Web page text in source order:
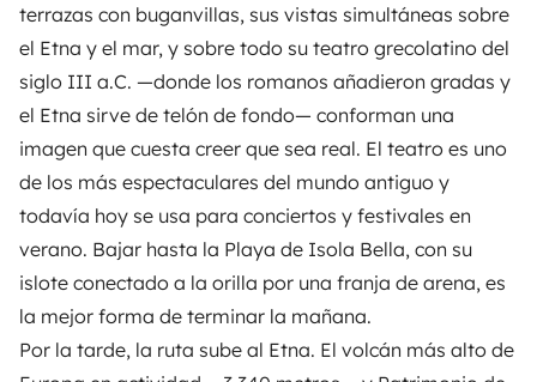
terrazas con buganvillas, sus vistas simultáneas sobre
el Etna y el mar, y sobre todo su teatro grecolatino del
siglo III a.C. —donde los romanos añadieron gradas y
el Etna sirve de telón de fondo— conforman una
imagen que cuesta creer que sea real. El teatro es uno
de los más espectaculares del mundo antiguo y
todavía hoy se usa para conciertos y festivales en
verano. Bajar hasta la Playa de Isola Bella, con su
islote conectado a la orilla por una franja de arena, es
la mejor forma de terminar la mañana.
Por la tarde, la ruta sube al Etna. El volcán más alto de